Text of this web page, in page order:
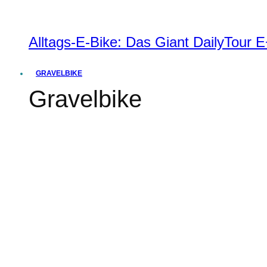
Alltags-E-Bike: Das Giant DailyTour
GRAVELBIKE
Gravelbike